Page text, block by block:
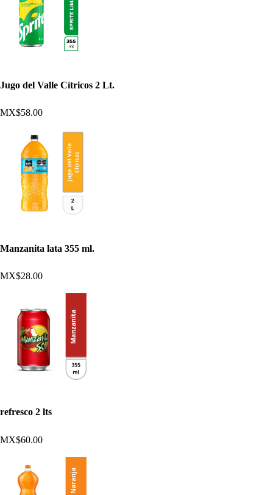
Jugo del Valle Cítricos 2 Lt.
MX$58.00
Manzanita lata 355 ml.
MX$28.00
refresco 2 lts
MX$60.00